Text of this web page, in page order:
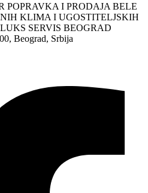
POPRAVKA I PRODAJA BELE
KLIMA I UGOSTITELJSKIH
SERVIS BEOGRAD
Beograd, Srbija